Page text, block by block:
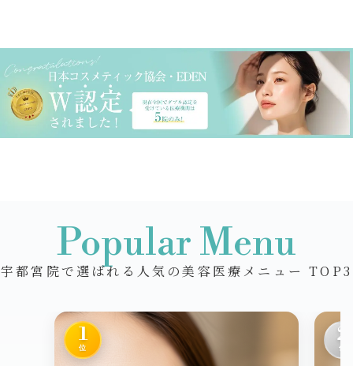
Popular Menu
宇都宮院で選ばれる人気の美容医療メニュー TOP3
1
位
2
位